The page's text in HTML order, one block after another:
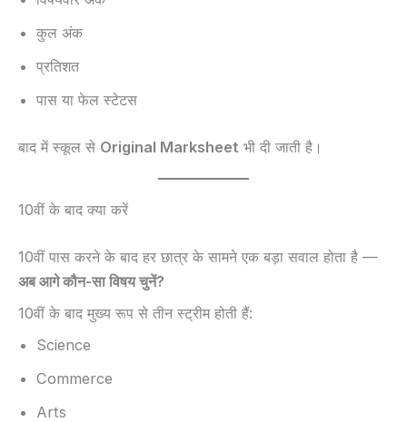
कुल अंक
प्रतिशत
पास या फेल स्टेटस
बाद में स्कूल से Original Marksheet भी दी जाती है।
10वीं के बाद क्या करें
10वीं पास करने के बाद हर छात्र के सामने एक बड़ा सवाल होता है —
अब आगे कौन-सा विषय चुनें?
10वीं के बाद मुख्य रूप से तीन स्ट्रीम होती हैं:
Science
Commerce
Arts